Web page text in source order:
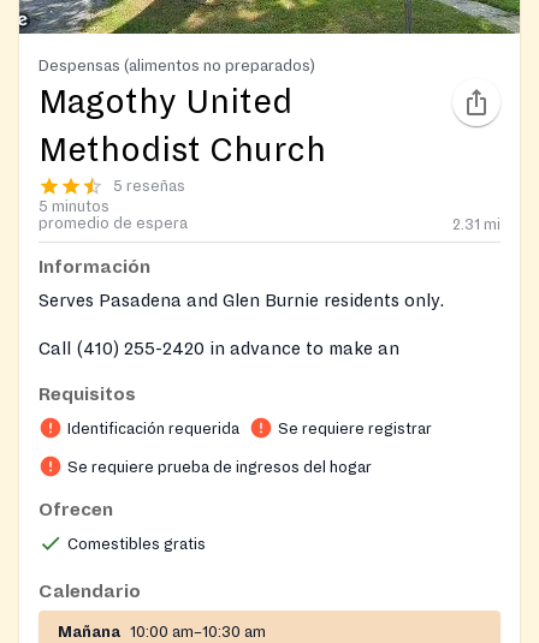
Despensas (alimentos no preparados)
Magothy United
Methodist Church
5 reseñas
5 minutos
promedio de espera
2.31 mi
Información
Serves Pasadena and Glen Burnie residents only.
Call (410) 255-2420 in advance to make an
Requisitos
Identificación requerida Se requiere registrar
Se requiere prueba de ingresos del hogar
Ofrecen
Comestibles gratis
Calendario
Mañana 10:00 am–10:30 am